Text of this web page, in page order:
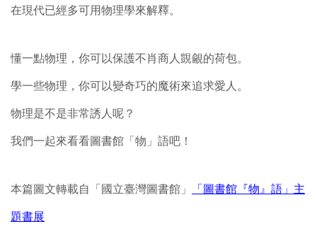
在現代已經多可用物理學來解釋。
懂一點物理，你可以保護不肖商人覬覦的荷包。
學一些物理，你可以變奇巧的魔術來追求愛人。
物理是不是非常誘人呢？
我們一起來看看圖書館「物」語吧！
本篇圖文轉載自「國立臺灣圖書館」 「圖書館『物』語」主
題書展